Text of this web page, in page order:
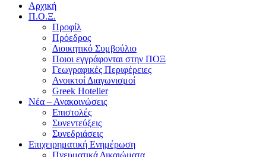
Αρχική
Π.Ο.Ξ.
Προφίλ
Πρόεδρος
Διοικητικό Συμβούλιο
Ποιοι εγγράφονται στην ΠΟΞ
Γεωγραφικές Περιφέρειες
Ανοικτοί Διαγωνισμoί
Greek Hotelier
Νέα – Ανακοινώσεις
Επιστολές
Συνεντεύξεις
Συνεδριάσεις
Επιχειρηματική Ενημέρωση